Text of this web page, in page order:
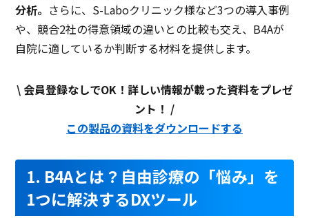
分析。 さらに、S-Laboクリニック様など3つの導入事例
や、競合2社の得意領域の違いとの比較も交え、B4Aが
自院に適しているか判断する材料を提供します。
\ 会員登録なしでOK！詳しい情報が載った資料をプレゼ
ント！ /
この製品の資料をダウンロードする
1. B4Aとは？自由診療の「悩み」を
1つに解決するDXツール